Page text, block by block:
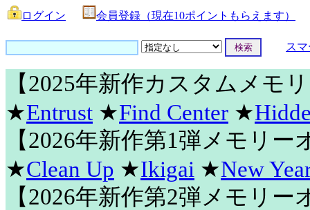
ログイン 会員登録（現在10ポイントもらえます）
ス
【2025年新作カスタムメモ
★Entrust ★Find Center ★
【2026年新作第1弾メモリー
★Clean Up ★Ikigai ★New
【2026年新作第2弾メモリー